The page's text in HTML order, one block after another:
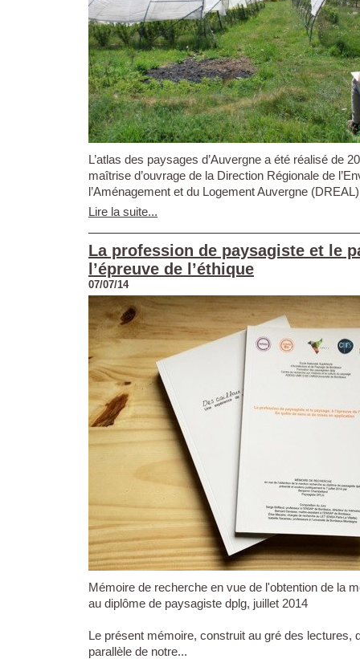
L’atlas des paysages d’Auvergne a été réalisé de
maîtrise d’ouvrage de la Direction Régionale de
l’Aménagement et du Logement Auvergne
Lire la suite...
La profession de paysagiste et le
l’épreuve de l’éthique
07/07/14
Mémoire de recherche en vue de l'obtention de la
au diplôme de paysagiste dplg, juillet 2014
Le présent mémoire, construit au gré des lectures,
parallèle de notre...